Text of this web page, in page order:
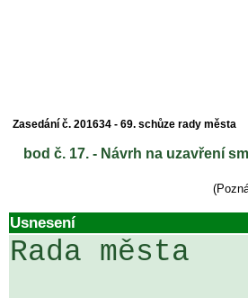
Zasedání č. 201634 - 69. schůze rady města
bod č. 17. - Návrh na uzavření
Usnesení
Rada města